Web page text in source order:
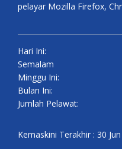
pelayar Mozilla Firefox,
Hari Ini:
Semalam
Minggu Ini:
Bulan Ini:
Jumlah Pelawat:
Kemaskini Terakhir : 30